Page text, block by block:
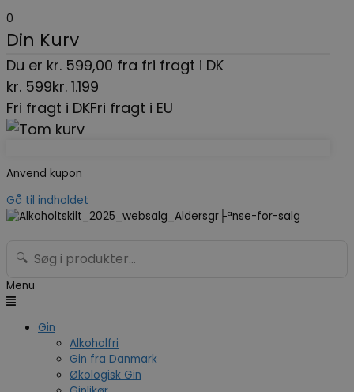
0
Din Kurv
Du er kr. 599,00 fra fri fragt i DK
kr. 599kr. 1.199
Fri fragt i DKFri fragt i EU
Anvend kupon
Gå til indholdet
🔍
Menu
Gin
Alkoholfri
Gin fra Danmark
Økologisk Gin